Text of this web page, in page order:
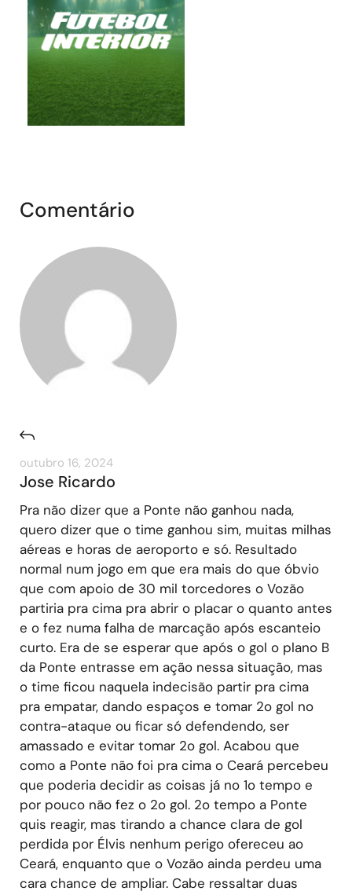
Comentário
outubro 16, 2024
Jose Ricardo
Pra não dizer que a Ponte não ganhou nada,
quero dizer que o time ganhou sim, muitas milhas
aéreas e horas de aeroporto e só. Resultado
normal num jogo em que era mais do que óbvio
que com apoio de 30 mil torcedores o Vozão
partiria pra cima pra abrir o placar o quanto antes
e o fez numa falha de marcação após escanteio
curto. Era de se esperar que após o gol o plano B
da Ponte entrasse em ação nessa situação, mas
o time ficou naquela indecisão partir pra cima
pra empatar, dando espaços e tomar 2o gol no
contra-ataque ou ficar só defendendo, ser
amassado e evitar tomar 2o gol. Acabou que
como a Ponte não foi pra cima o Ceará percebeu
que poderia decidir as coisas já no 1o tempo e
por pouco não fez o 2o gol. 2o tempo a Ponte
quis reagir, mas tirando a chance clara de gol
perdida por Élvis nenhum perigo ofereceu ao
Ceará, enquanto que o Vozão ainda perdeu uma
cara chance de ampliar. Cabe ressaltar duas